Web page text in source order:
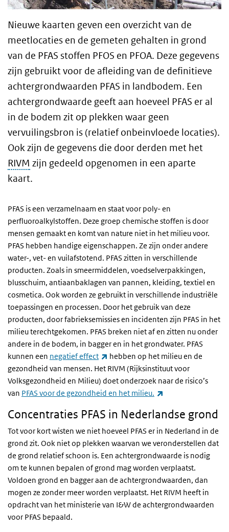
Nieuwe kaarten geven een overzicht van de
meetlocaties en de gemeten gehalten in grond
van de PFAS stoffen PFOS en PFOA. Deze gegevens
zijn gebruikt voor de afleiding van de definitieve
achtergrondwaarden PFAS in landbodem. Een
achtergrondwaarde geeft aan hoeveel PFAS er al
in de bodem zit op plekken waar geen
vervuilingsbron is (relatief onbeinvloede locaties).
Ook zijn de gegevens die door derden met het
RIVM zijn gedeeld opgenomen in een aparte
kaart.
PFAS is een verzamelnaam en staat voor poly- en
perfluoroalkylstoffen. Deze groep chemische stoffen is door
mensen gemaakt en komt van nature niet in het milieu voor.
PFAS hebben handige eigenschappen. Ze zijn onder andere
water-, vet- en vuilafstotend. PFAS zitten in verschillende
producten. Zoals in smeermiddelen, voedselverpakkingen,
blusschuim, antiaanbaklagen van pannen, kleiding, textiel en
cosmetica. Ook worden ze gebruikt in verschillende industriële
toepassingen en processen. Door het gebruik van deze
producten, door fabrieksemissies en incidenten zijn PFAS in het
milieu terechtgekomen. PFAS breken niet af en zitten nu onder
andere in de bodem, in bagger en in het grondwater. PFAS
kunnen een negatief effect (externe link)
hebben op het milieu en de
gezondheid van mensen. Het RIVM (Rijksinstituut voor
Volksgezondheid en Milieu) doet onderzoek naar de risico’s
van PFAS voor de gezondheid en het milieu.
Concentraties PFAS in Nederlandse grond
Tot voor kort wisten we niet hoeveel PFAS er in Nederland in de
grond zit. Ook niet op plekken waarvan we veronderstellen dat
de grond relatief schoon is. Een achtergrondwaarde is nodig
om te kunnen bepalen of grond mag worden verplaatst.
Voldoen grond en bagger aan de achtergrondwaarden, dan
mogen ze zonder meer worden verplaatst. Het RIVM heeft in
opdracht van het ministerie van I&W de achtergrondwaarden
voor PFAS bepaald.